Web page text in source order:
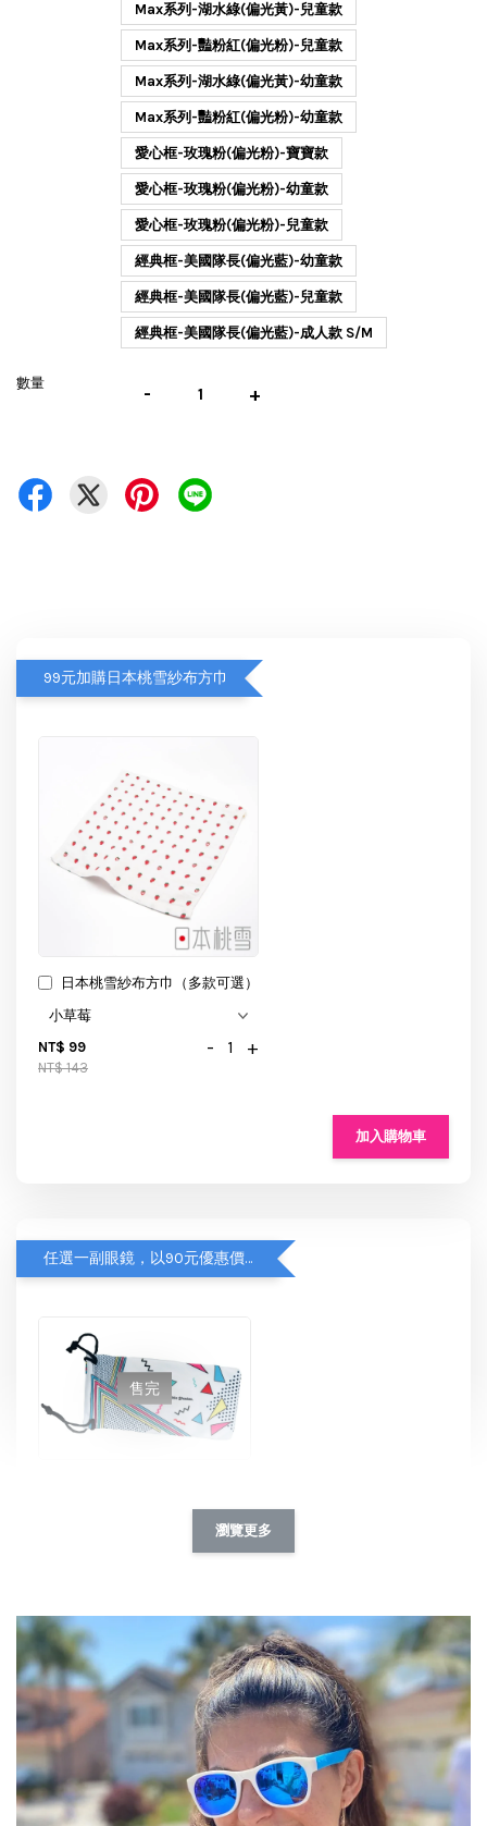
Max系列-湖水綠(偏光黃)-兒童款
Max系列-豔粉紅(偏光粉)-兒童款
Max系列-湖水綠(偏光黃)-幼童款
Max系列-豔粉紅(偏光粉)-幼童款
愛心框-玫瑰粉(偏光粉)-寶寶款
愛心框-玫瑰粉(偏光粉)-幼童款
愛心框-玫瑰粉(偏光粉)-兒童款
經典框-美國隊長(偏光藍)-幼童款
經典框-美國隊長(偏光藍)-兒童款
經典框-美國隊長(偏光藍)-成人款 S/M
數量 - +
99元加購日本桃雪紗布方巾
日本桃雪紗布方巾（多款可選）
NT$ 99
NT$ 143
- +
加入購物車
任選一副眼鏡，以90元優惠價加購【眼鏡袋】
售完
任選一副眼鏡，以99元優惠價加購【綁帶組】
瀏覽更多